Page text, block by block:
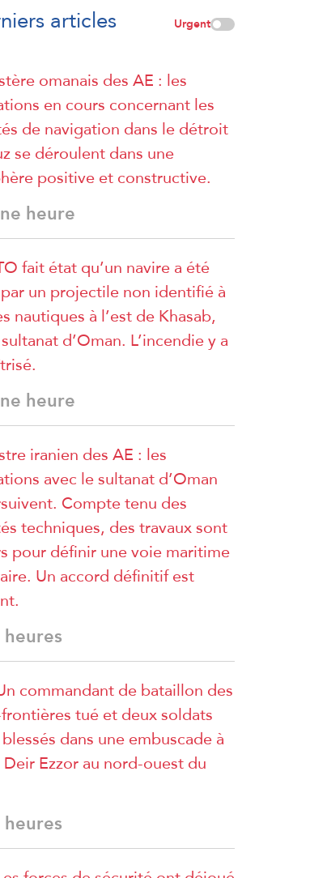
Sayyeda Zeinab dans la
articles Urgent
omanais des AE : les
en cours concernant les
de navigation dans le détroit
se déroulent dans une
positive et constructive.
heure
fait état qu’un navire a été
un projectile non identifié à
nautiques à l’est de Khasab,
d’Oman. L’incendie y a
heure
iranien des AE : les
avec le sultanat d’Oman
Compte tenu des
techniques, des travaux sont
pour définir une voie maritime
Un accord définitif est
commandant de bataillon des
tué et deux soldats
dans une embuscade à
Deir Ezzor au nord-ouest du